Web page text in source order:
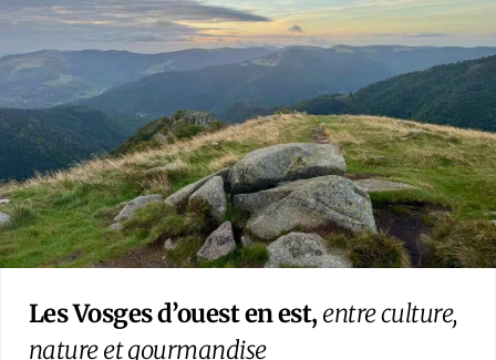
Les Vosges d’ouest en est, entre culture,
nature et gourmandise